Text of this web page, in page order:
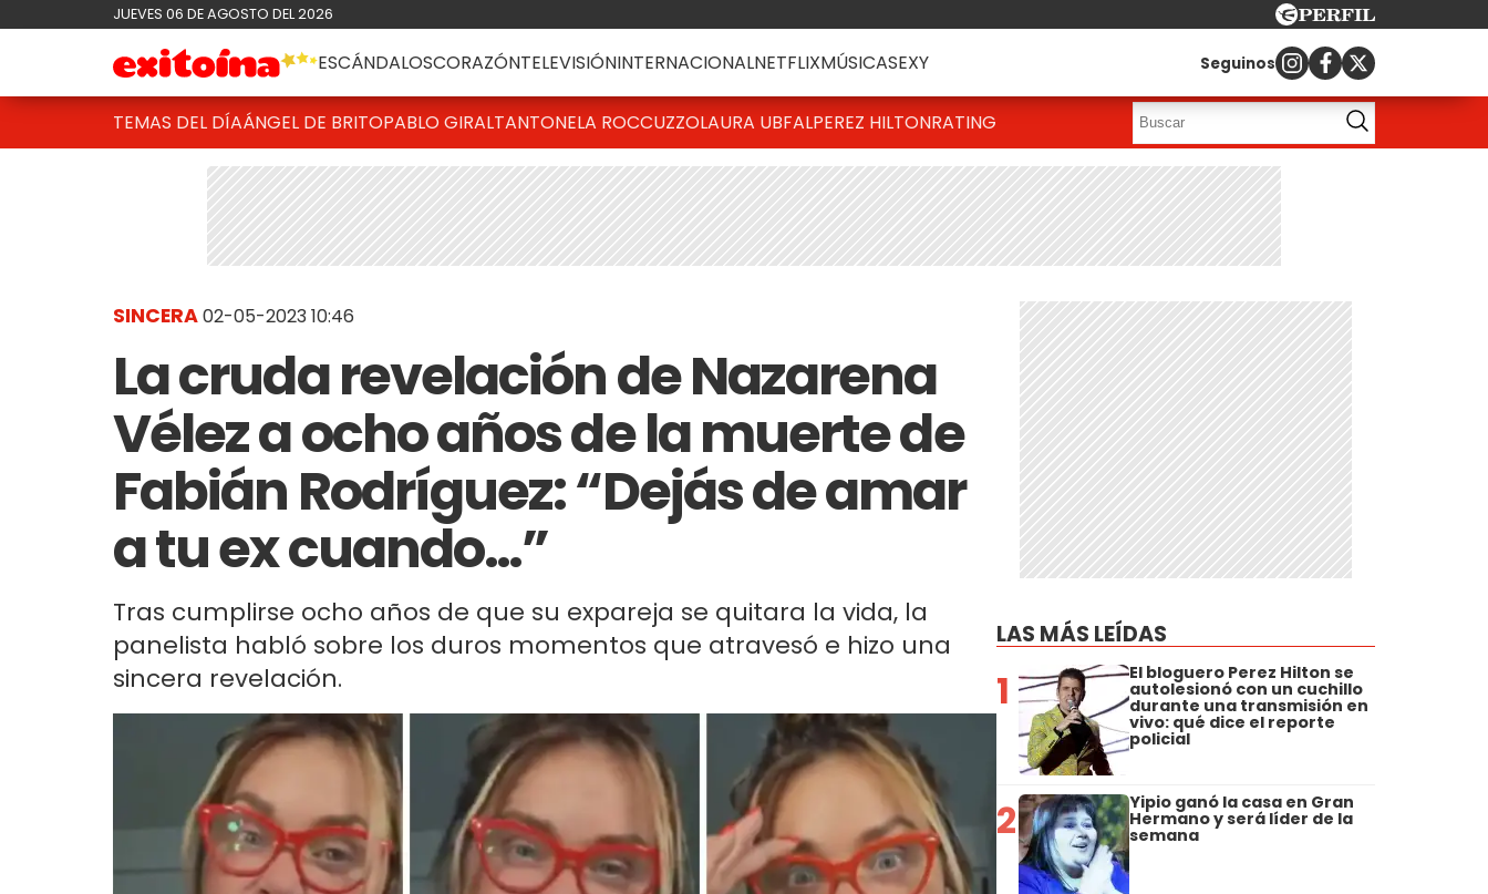
JUEVES 06 DE AGOSTO DEL 2026
ESCÁNDALOSCORAZÓNTELEVISIÓNINTERNACIONALNETFLIXMÚSICASEXY Seguinos
TEMAS DEL DÍAÁNGEL DE BRITOPABLO GIRALTANTONELA ROCCUZZOLAURA UBFALPEREZ HILTONRATING
SINCERA02-05-2023 10:46
La cruda revelación de Nazarena
Vélez a ocho años de la muerte de
Fabián Rodríguez: “Dejás de amar
a tu ex cuando…”
Tras cumplirse ocho años de que su expareja se quitara la vida, la
panelista habló sobre los duros momentos que atravesó e hizo una
sincera revelación.
LAS MÁS LEÍDAS
1 El bloguero Perez Hilton se
autolesionó con un cuchillo
durante una transmisión en
vivo: qué dice el reporte
policial
2 Yipio ganó la casa en Gran
Hermano y será líder de la
semana